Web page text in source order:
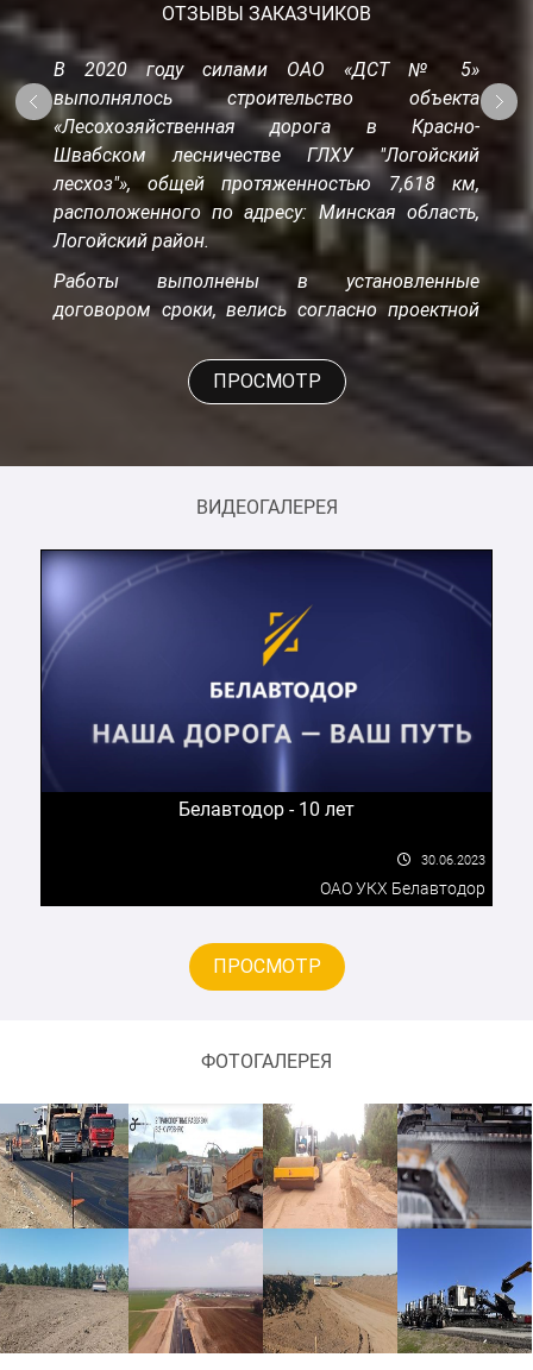
ОТЗЫВЫ ЗАКАЗЧИКОВ
В 2020 году силами ОАО «ДСТ № 5»
выполнялось строительство объекта
«Лесохозяйственная дорога в Красно-
Швабском лесничестве ГЛХУ "Логойский
лесхоз"», общей протяженностью 7,618 км,
расположенного по адресу: Минская область,
Логойский район.
Работы выполнены в установленные
договором сроки, велись согласно проектной
документации в соответствии с действующими
ТНПА. Исполнительная документация по
выполненным работам оформлена
высококвалифицированными и обученным
инженерно-техническим персоналом и
рабочими, а также необходимыми
специальными механизмами, оборудованием,
приспособлениями, инструментом.
высокоэффективной дорожно-строительной
техникой и производственными базами, что
гарантирует выполнение договорных
обязательств в необходимые сроки.
Рекомендуем ОАО «ДСТ № 5» как надежного и
квалифицированного подрядчика в области
ГЛУ Логойский лесхоз
ПРОСМОТР
ВИДЕОГАЛЕРЕЯ
Белавтодор - 10 лет
30.06.2023
ОАО УКХ Белавтодор
ПРОСМОТР
ФОТОГАЛЕРЕЯ